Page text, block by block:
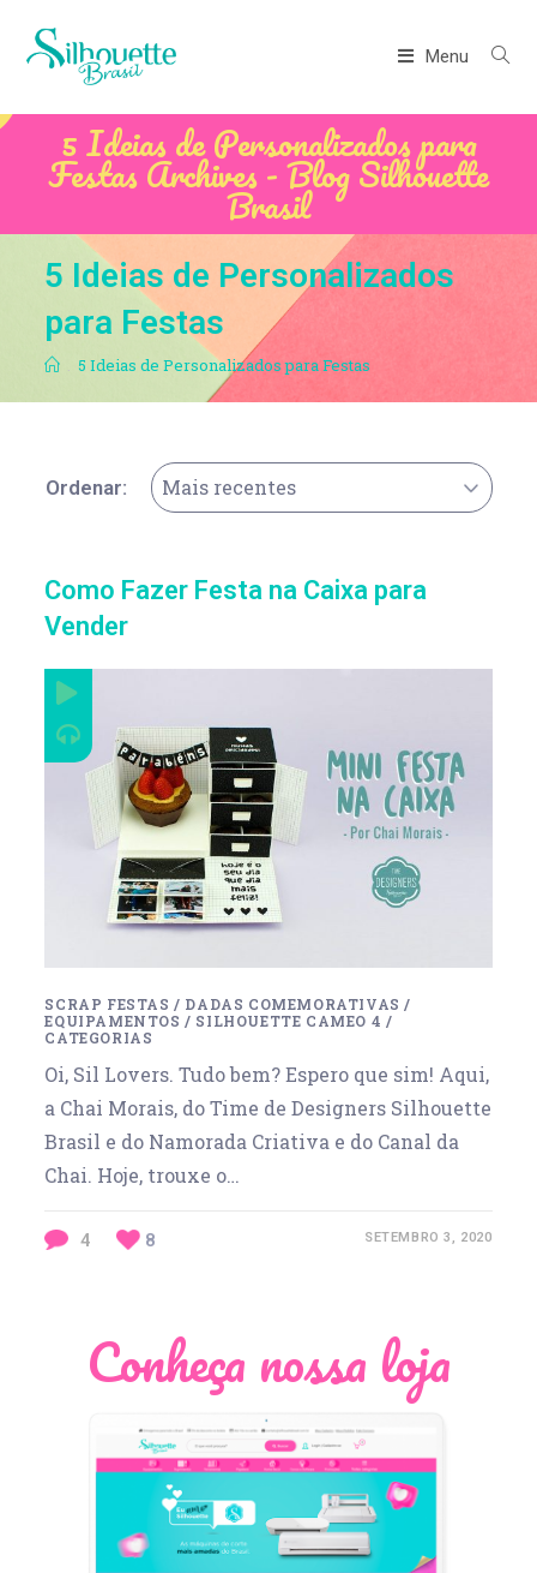
Menu
5 Ideias de Personalizados para
Festas Archives - Blog Silhouette
Brasil
5 Ideias de Personalizados
para Festas
. 5 Ideias de Personalizados para Festas
Ordenar: Mais recentes
Como Fazer Festa na Caixa para
Vender
SCRAP FESTAS / DADAS COMEMORATIVAS /
EQUIPAMENTOS / SILHOUETTE CAMEO 4 /
CATEGORIAS
Oi, Sil Lovers. Tudo bem? Espero que sim! Aqui,
a Chai Morais, do Time de Designers Silhouette
Brasil e do Namorada Criativa e do Canal da
Chai. Hoje, trouxe o…
4 8 SETEMBRO 3, 2020
Conheça nossa loja
Léia Pastori